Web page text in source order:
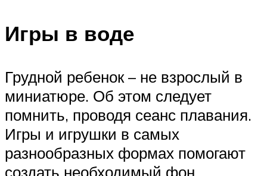
Игры в воде
Грудной ребенок – не взрослый в
миниатюре. Об этом следует
помнить, проводя сеанс плавания.
Игры и игрушки в самых
разнообразных формах помогают
создать необходимый фон